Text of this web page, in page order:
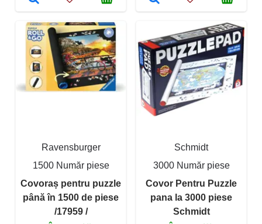
Ravensburger
1500 Număr piese
Covoraș pentru puzzle
până în 1500 de piese
/17959 /
Schmidt
3000 Număr piese
Covor Pentru Puzzle
pana la 3000 piese
Schmidt